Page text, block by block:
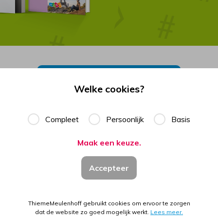
voor tekstbegrip en
op het vmbo-examen
Frans vmbo bevat 19 hoofdstukken, die thematisch zijn
Welke cookies?
Compleet Persoonlijk Basis
Maak een keuze.
Accepteer
ThiemeMeulenhoff gebruikt cookies om ervoor te zorgen
dat de website zo goed mogelijk werkt. Lees meer.